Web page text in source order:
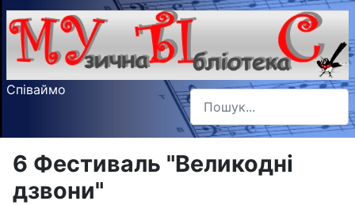
Співаймо Пошук
Type 2 or more characters
6 Фестиваль "Великодні
дзвони"